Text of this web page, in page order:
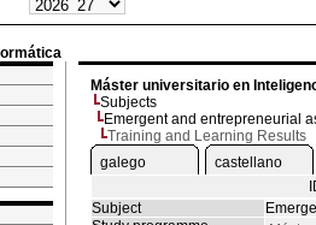
Máster universitario en
Subjects
Emergent and entrepreneurial
Training and Learning Results
galego
castellano
Subject